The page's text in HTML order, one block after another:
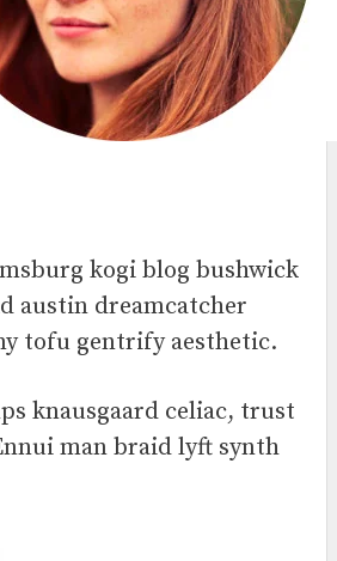
kogi blog bushwick
austin dreamcatcher
tofu gentrify aesthetic.
knausgaard celiac, trust
man braid lyft synth